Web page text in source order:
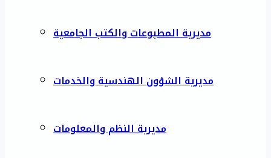
مديرية المطبوعات والكتب الجامعية
مديرية الشؤون الهندسية والخدمات
مديرية النظم والمعلومات